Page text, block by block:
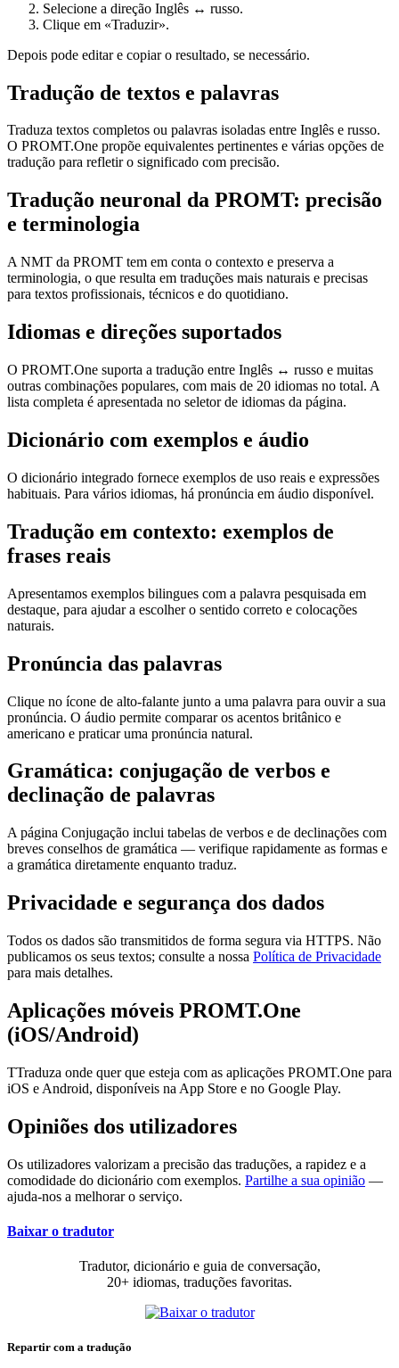
Selecione a direção Inglês ↔ russo.
Clique em «Traduzir».
Depois pode editar e copiar o resultado, se necessário.
Tradução de textos e palavras
Traduza textos completos ou palavras isoladas entre Inglês e russo.
O PROMT.One propõe equivalentes pertinentes e várias opções de
tradução para refletir o significado com precisão.
Tradução neuronal da PROMT: precisão
e terminologia
A NMT da PROMT tem em conta o contexto e preserva a
terminologia, o que resulta em traduções mais naturais e precisas
para textos profissionais, técnicos e do quotidiano.
Idiomas e direções suportados
O PROMT.One suporta a tradução entre Inglês ↔ russo e muitas
outras combinações populares, com mais de 20 idiomas no total. A
lista completa é apresentada no seletor de idiomas da página.
Dicionário com exemplos e áudio
O dicionário integrado fornece exemplos de uso reais e expressões
habituais. Para vários idiomas, há pronúncia em áudio disponível.
Tradução em contexto: exemplos de
frases reais
Apresentamos exemplos bilingues com a palavra pesquisada em
destaque, para ajudar a escolher o sentido correto e colocações
naturais.
Pronúncia das palavras
Clique no ícone de alto-falante junto a uma palavra para ouvir a sua
pronúncia. O áudio permite comparar os acentos britânico e
americano e praticar uma pronúncia natural.
Gramática: conjugação de verbos e
declinação de palavras
A página Conjugação inclui tabelas de verbos e de declinações com
breves conselhos de gramática — verifique rapidamente as formas e
a gramática diretamente enquanto traduz.
Privacidade e segurança dos dados
Todos os dados são transmitidos de forma segura via HTTPS. Não
publicamos os seus textos; consulte a nossa Política de Privacidade
para mais detalhes.
Aplicações móveis PROMT.One
(iOS/Android)
TTraduza onde quer que esteja com as aplicações PROMT.One para
iOS e Android, disponíveis na App Store e no Google Play.
Opiniões dos utilizadores
Os utilizadores valorizam a precisão das traduções, a rapidez e a
comodidade do dicionário com exemplos. Partilhe a sua opinião —
ajuda-nos a melhorar o serviço.
Baixar o tradutor
Tradutor, dicionário e guia de conversação,
20+ idiomas, traduções favoritas.
Repartir com a tradução